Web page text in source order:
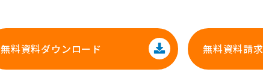
無料資料ダウンロード 無料資料請求